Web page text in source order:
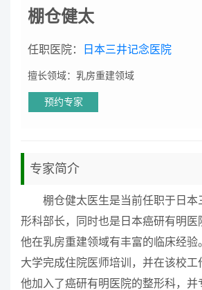
棚仓健太
任职医院： 日本三井记念医院
擅长领域：乳房重建领域
预约专家
专家简介
棚仓健太医生是当前任职于日本
形科部长，同时也是日本癌研有明医
他在乳房重建领域有丰富的临床经验
大学完成住院医师培训，并在该校工
他加入了癌研有明医院的整形科，并